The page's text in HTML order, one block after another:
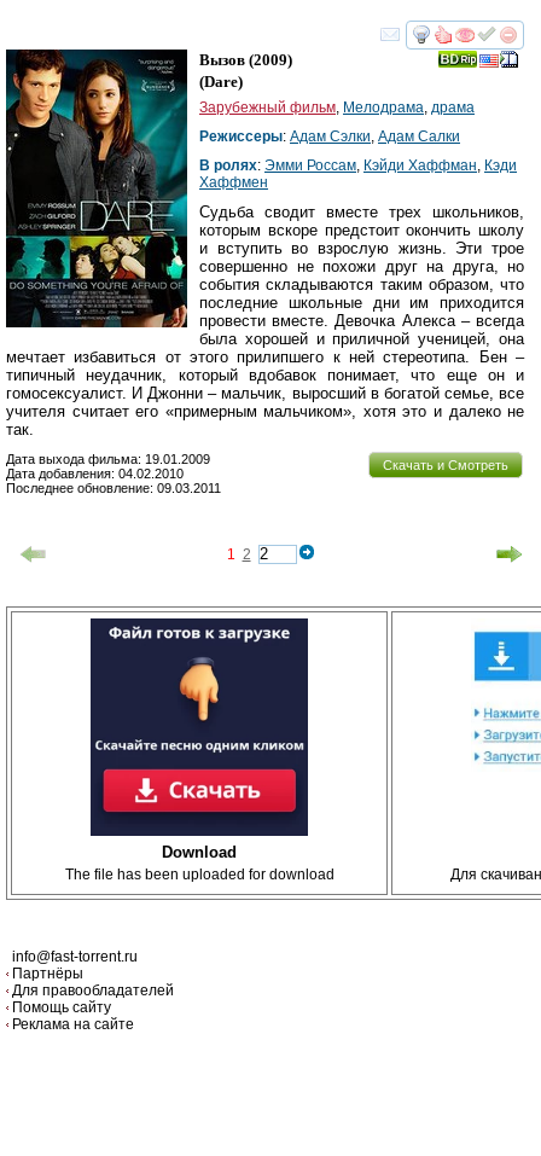
смотреть
Вызов (2009)
(Dare)
Зарубежный фильм Мелодрама драма
Режиссеры: Адам Сэлки Адам Салки
В ролях: Эмми Россам Кэйди Хаффман Кэди
Хаффмен
Судьба сводит вместе трех школьников,
которым вскоре предстоит окончить школу
и вступить во взрослую жизнь. Эти трое
совершенно не похожи друг на друга, но
события складываются таким образом, что
последние школьные дни им приходится
провести вместе. Девочка Алекса – всегда
была хорошей и приличной ученицей, она
мечтает избавиться от этого прилипшего к ней стереотипа. Бен –
типичный неудачник, который вдобавок понимает, что еще он и
гомосексуалист. И Джонни – мальчик, выросший в богатой семье, все
учителя считает его «примерным мальчиком», хотя это и далеко не
так.
Скачать и Смотреть
Дата выхода фильма: 19.01.2009
Дата добавления: 04.02.2010
Последнее обновление: 09.03.2011
1 2
Download
The file has been uploaded for download Для
info@fast-torrent.ru
Партнёры
Для правообладателей
Помощь сайту
Реклама на сайте